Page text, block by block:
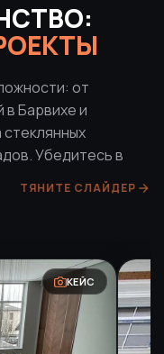
от
в Барвихе и
Убедитесь в
ТЯНИТЕ СЛАЙДЕР
КЕЙС